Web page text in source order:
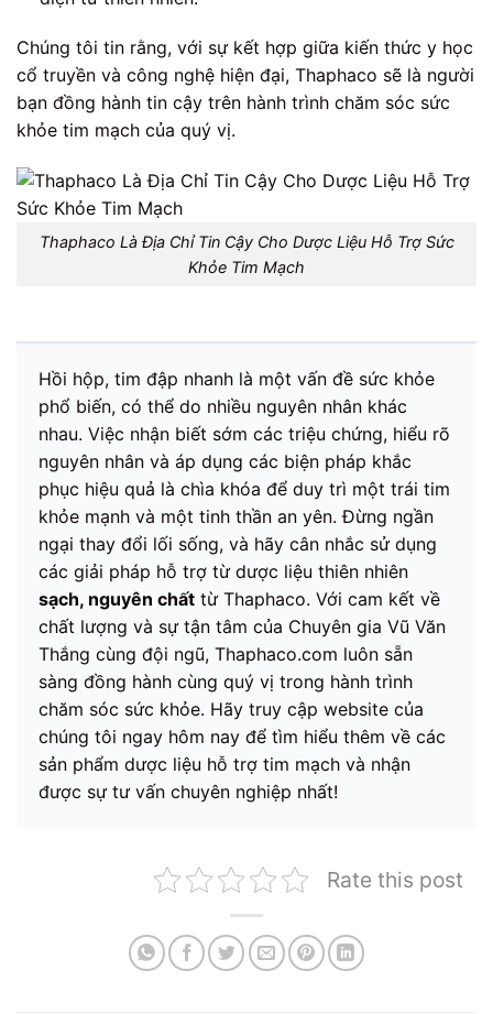
Chúng tôi tin rằng, với sự kết hợp giữa kiến thức y học
cổ truyền và công nghệ hiện đại, Thaphaco sẽ là người
bạn đồng hành tin cậy trên hành trình chăm sóc sức
khỏe tim mạch của quý vị.
Thaphaco Là Địa Chỉ Tin Cậy Cho Dược Liệu Hỗ Trợ Sức
Khỏe Tim Mạch
Hồi hộp, tim đập nhanh là một vấn đề sức khỏe
phổ biến, có thể do nhiều nguyên nhân khác
nhau. Việc nhận biết sớm các triệu chứng, hiểu rõ
nguyên nhân và áp dụng các biện pháp khắc
phục hiệu quả là chìa khóa để duy trì một trái tim
khỏe mạnh và một tinh thần an yên. Đừng ngần
ngại thay đổi lối sống, và hãy cân nhắc sử dụng
các giải pháp hỗ trợ từ dược liệu thiên nhiên
sạch, nguyên chất từ Thaphaco. Với cam kết về
chất lượng và sự tận tâm của Chuyên gia Vũ Văn
Thắng cùng đội ngũ, Thaphaco.com luôn sẵn
sàng đồng hành cùng quý vị trong hành trình
chăm sóc sức khỏe. Hãy truy cập website của
chúng tôi ngay hôm nay để tìm hiểu thêm về các
sản phẩm dược liệu hỗ trợ tim mạch và nhận
được sự tư vấn chuyên nghiệp nhất!
Rate this post